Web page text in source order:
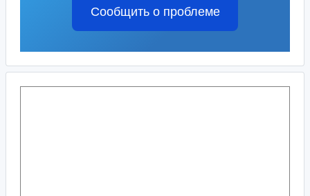
Сообщить о проблеме